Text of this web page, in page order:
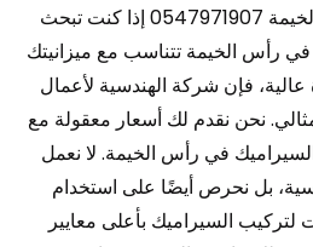
تركيب سيراميك في رأس الخيمة 0547971907 إذا كنت تبحث
رأس الخيمة تتناسب مع ميزانيتك
فإن شركة الهندسية لأعمال
نحن نقدم لك أسعار معقولة مع
في رأس الخيمة. لا نعمل
بل نحرص أيضًا على استخدام
لتركيب السيراميك بأعلى معايير